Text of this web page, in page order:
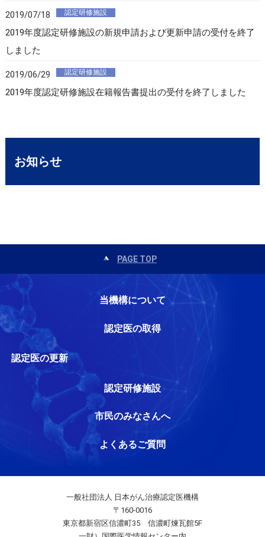
2019/07/18 認定研修施設
2019年度認定研修施設の新規申請および更新申請の受付を終了
しました
2019/06/29 認定研修施設
2019年度認定研修施設在籍報告書提出の受付を終了しました
お知らせ
PAGE TOP
当機構について
認定医の取得
認定医の更新
認定研修施設
市民のみなさんへ
よくあるご質問
一般社団法人 日本がん治療認定医機構
〒160-0016
東京都新宿区信濃町35 信濃町煉瓦館5F